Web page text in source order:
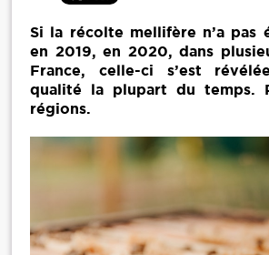
Si la récolte mellifère n’a pas
en 2019, en 2020, dans
France, celle-ci s’est
qualité la plupart du temps.
régions.